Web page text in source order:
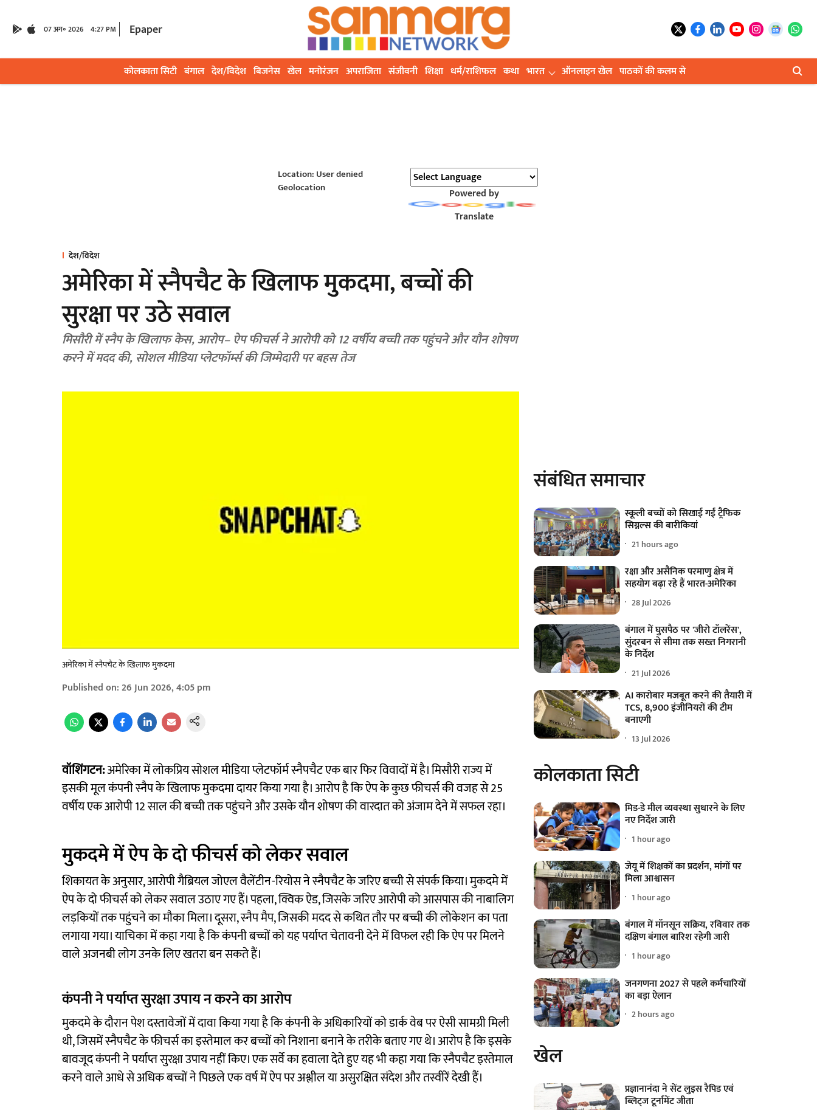
07 अग॰ 2026 4:27 PM Epaper
कोलकाता सिटी बंगाल देश/विदेश बिजनेस खेल मनोरंजन अपराजिता संजीवनी शिक्षा धर्म/राशिफल कथा भारत ऑनलाइन खेल पाठकों की कलम से
Location: User denied
Geolocation
Powered by
Translate
देश/विदेश
अमेरिका में स्नैपचैट के खिलाफ मुकदमा, बच्चों की
सुरक्षा पर उठे सवाल
मिसौरी में स्नैप के खिलाफ केस, आरोप– ऐप फीचर्स ने आरोपी को 12 वर्षीय बच्ची तक पहुंचने और यौन शोषण
करने में मदद की, सोशल मीडिया प्लेटफॉर्म्स की जिम्मेदारी पर बहस तेज
अमेरिका में स्नैपचैट के खिलाफ मुकदमा
Published on:26 Jun 2026, 4:05 pm
वॉशिंगटन:अमेरिका में लोकप्रिय सोशल मीडिया प्लेटफॉर्म स्नैपचैट एक बार फिर विवादों में है। मिसौरी राज्य में
इसकी मूल कंपनी स्नैप के खिलाफ मुकदमा दायर किया गया है। आरोप है कि ऐप के कुछ फीचर्स की वजह से 25
वर्षीय एक आरोपी 12 साल की बच्ची तक पहुंचने और उसके यौन शोषण की वारदात को अंजाम देने में सफल रहा।
मुकदमे में ऐप के दो फीचर्स को लेकर सवाल
शिकायत के अनुसार, आरोपी गैब्रियल जोएल वैलेंटीन-रियोस ने स्नैपचैट के जरिए बच्ची से संपर्क किया। मुकदमे में
ऐप के दो फीचर्स को लेकर सवाल उठाए गए हैं। पहला, क्विक ऐड, जिसके जरिए आरोपी को आसपास की नाबालिग
लड़कियों तक पहुंचने का मौका मिला। दूसरा, स्नैप मैप, जिसकी मदद से कथित तौर पर बच्ची की लोकेशन का पता
लगाया गया। याचिका में कहा गया है कि कंपनी बच्चों को यह पर्याप्त चेतावनी देने में विफल रही कि ऐप पर मिलने
वाले अजनबी लोग उनके लिए खतरा बन सकते हैं।
कंपनी ने पर्याप्त सुरक्षा उपाय न करने का आरोप
मुकदमे के दौरान पेश दस्तावेजों में दावा किया गया है कि कंपनी के अधिकारियों को डार्क वेब पर ऐसी सामग्री मिली
थी, जिसमें स्नैपचैट के फीचर्स का इस्तेमाल कर बच्चों को निशाना बनाने के तरीके बताए गए थे। आरोप है कि इसके
बावजूद कंपनी ने पर्याप्त सुरक्षा उपाय नहीं किए। एक सर्वे का हवाला देते हुए यह भी कहा गया कि स्नैपचैट इस्तेमाल
करने वाले आधे से अधिक बच्चों ने पिछले एक वर्ष में ऐप पर अश्लील या असुरक्षित संदेश और तस्वीरें देखी हैं।
संबंधित समाचार
स्कूली बच्चों को सिखाई गईं ट्रैफिक
सिग्नल्स की बारीकियां
21 hours ago
रक्षा और असैनिक परमाणु क्षेत्र में
सहयोग बढ़ा रहे हैं भारत-अमेरिका
28 Jul 2026
बंगाल में घुसपैठ पर 'जीरो टॉलरेंस',
सुंदरबन से सीमा तक सख्त निगरानी
के निर्देश
21 Jul 2026
AI कारोबार मजबूत करने की तैयारी में
TCS, 8,900 इंजीनियरों की टीम
बनाएगी
13 Jul 2026
कोलकाता सिटी
मिड-डे मील व्यवस्था सुधारने के लिए
नए निर्देश जारी
1 hour ago
जेयू में शिक्षकों का प्रदर्शन, मांगों पर
मिला आश्वासन
1 hour ago
बंगाल में मॉनसून सक्रिय, रविवार तक
दक्षिण बंगाल बारिश रहेगी जारी
1 hour ago
जनगणना 2027 से पहले कर्मचारियों
का बड़ा ऐलान
2 hours ago
खेल
प्रज्ञानानंदा ने सेंट लुइस रैपिड एवं
ब्लिट्ज टूर्नामेंट जीता